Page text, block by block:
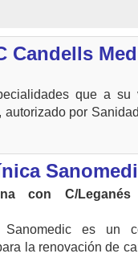
Candells
que a
autorizado por
con C/Leganés
Sanomedic es un
la renovación de